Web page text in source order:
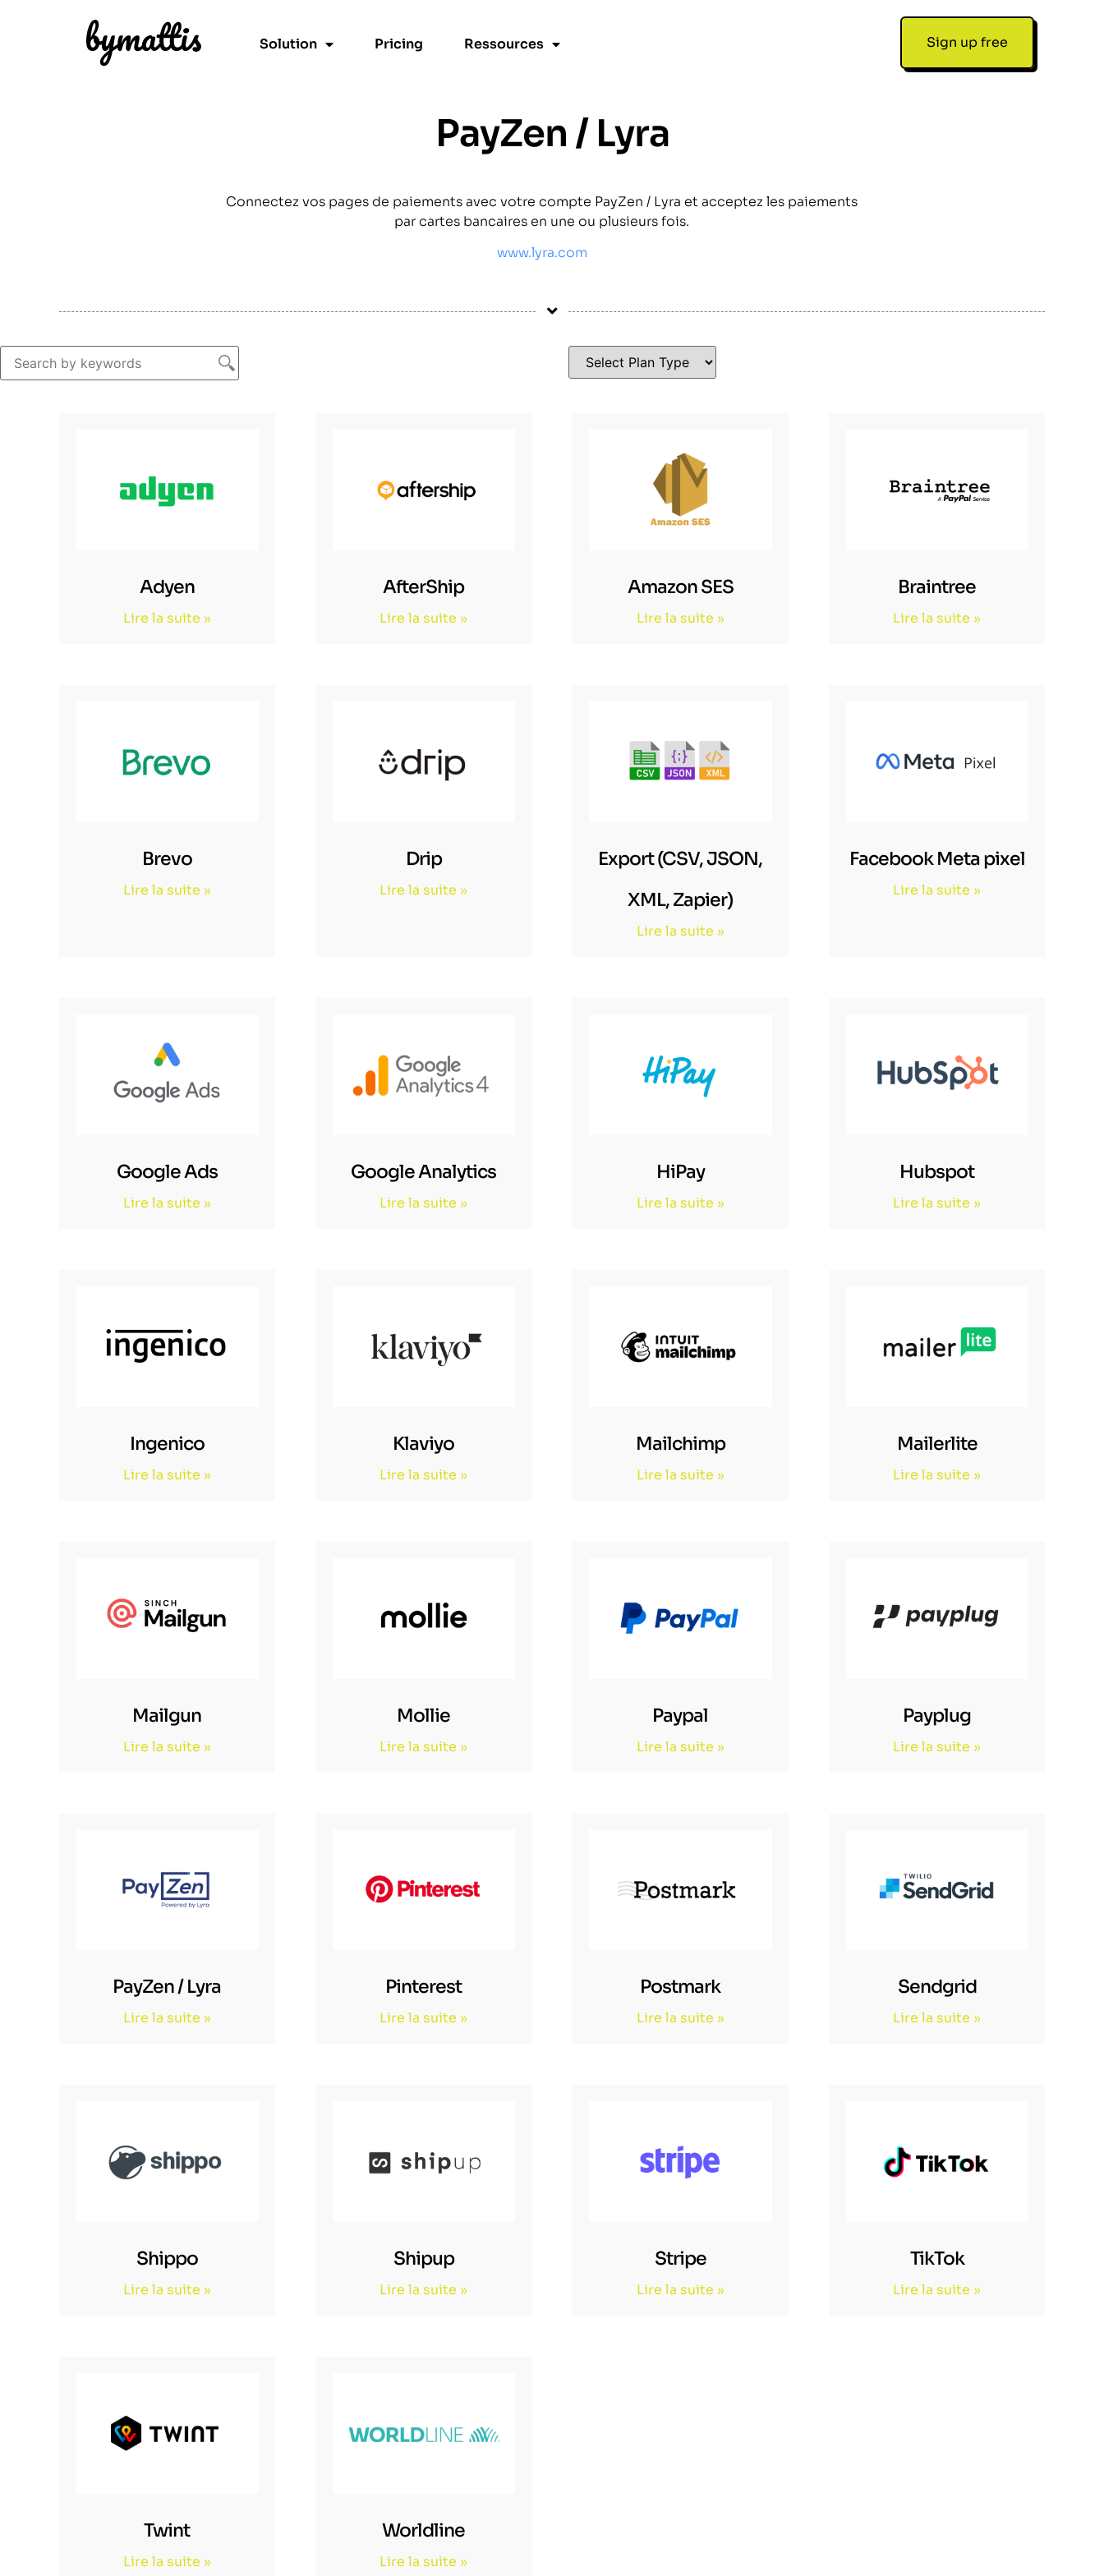
Solution Pricing Ressources Sign up free
PayZen / Lyra
Connectez vos pages de paiements avec votre compte PayZen / Lyra et acceptez les paiements
par cartes bancaires en une ou plusieurs fois.
www.lyra.com
Adyen
Lire la suite »
AfterShip
Lire la suite »
Amazon SES
Lire la suite »
Braintree
Lire la suite »
Brevo
Lire la suite »
Drip
Lire la suite »
Export (CSV, JSON,
XML, Zapier)
Lire la suite »
Facebook Meta pixel
Lire la suite »
Google Ads
Lire la suite »
Google Analytics
Lire la suite »
HiPay
Lire la suite »
Hubspot
Lire la suite »
Ingenico
Lire la suite »
Klaviyo
Lire la suite »
Mailchimp
Lire la suite »
Mailerlite
Lire la suite »
Mailgun
Lire la suite »
Mollie
Lire la suite »
Paypal
Lire la suite »
Payplug
Lire la suite »
PayZen / Lyra
Lire la suite »
Pinterest
Lire la suite »
Postmark
Lire la suite »
Sendgrid
Lire la suite »
Shippo
Lire la suite »
Shipup
Lire la suite »
Stripe
Lire la suite »
TikTok
Lire la suite »
Twint
Lire la suite »
Worldline
Lire la suite »